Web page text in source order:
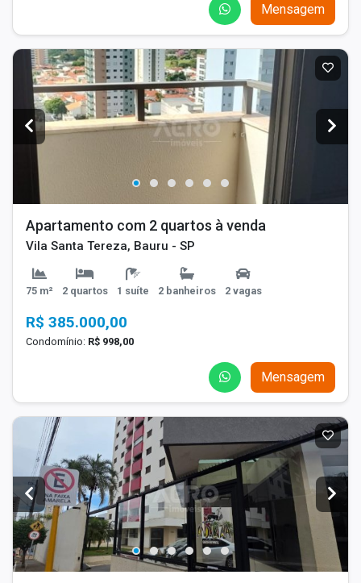
Mensagem
Apartamento com 2 quartos à venda
Vila Santa Tereza, Bauru - SP
75 m² 2 quartos 1 suíte 2 banheiros 2 vagas
R$ 385.000,00
Condomínio: R$ 998,00
Mensagem